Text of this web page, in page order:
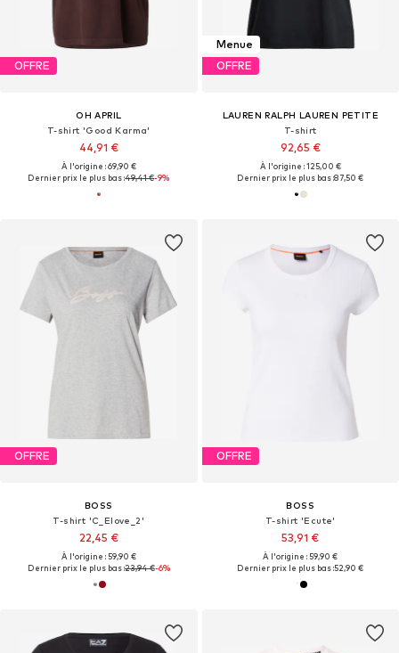
OFFRE
OH APRIL
T-shirt 'Good Karma'
44,91 €
À l'origine : 69,90 €
Dernier prix le plus bas :49,41 €-9%
Menue
OFFRE
LAUREN RALPH LAUREN PETITE
T-shirt
92,65 €
À l'origine : 125,00 €
Dernier prix le plus bas :87,50 €
OFFRE
BOSS
T-shirt 'C_Elove_2'
22,45 €
À l'origine : 59,90 €
Dernier prix le plus bas :23,94 €-6%
OFFRE
BOSS
T-shirt 'Ecute'
53,91 €
À l'origine : 59,90 €
Dernier prix le plus bas :52,90 €